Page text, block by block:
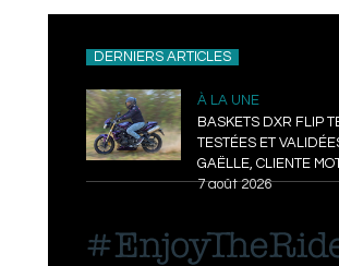
DERNIERS ARTICLES
À LA UNE
BASKETS DXR FLIP
TESTÉES ET
GAËLLE, CLIENTE
7 août 2026